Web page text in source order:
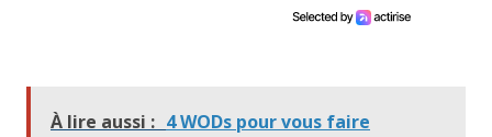
À lire aussi : 4 WODs pour vous faire